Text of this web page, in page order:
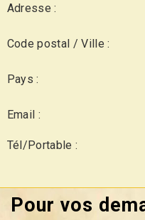
Adresse :
Code postal / Ville :
Pays :
Email :
Tél/Portable :
Pour vos